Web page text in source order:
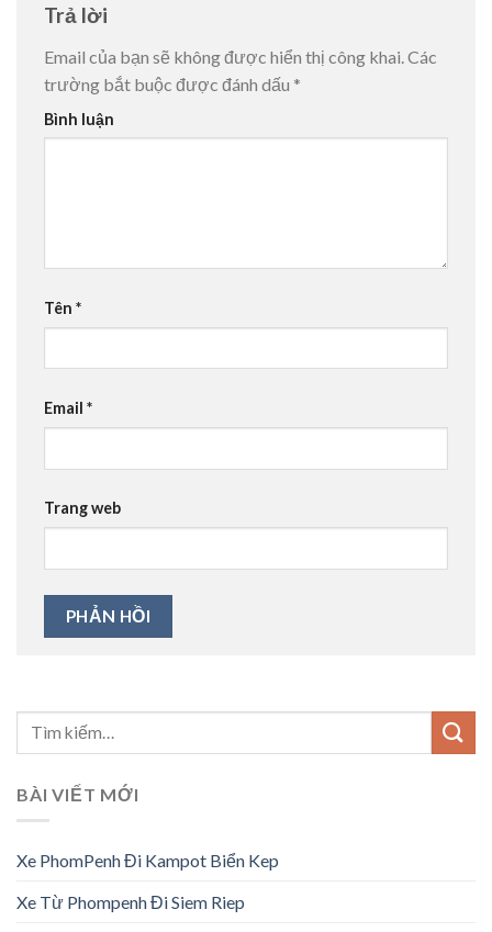
Trả lời
Email của bạn sẽ không được hiển thị công khai. Các
trường bắt buộc được đánh dấu *
Bình luận
Tên *
Email *
Trang web
BÀI VIẾT MỚI
Xe PhomPenh Đi Kampot Biển Kep
Xe Từ Phompenh Đi Siem Riep